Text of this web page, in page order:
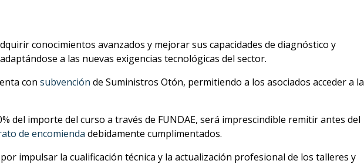
conocimientos avanzados y mejorar sus capacidades de diagnóstico y
a las nuevas exigencias tecnológicas del sector.
con subvención de Suministros Otón, permitiendo a los asociados acceder a la
del importe del curso a través de FUNDAE, será imprescindible remitir antes del
de encomienda debidamente cumplimentados.
impulsar la cualificación técnica y la actualización profesional de los talleres y